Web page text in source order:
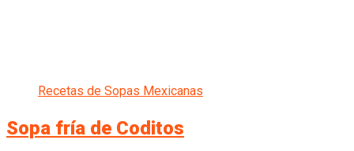
Recetas de Sopas Mexicanas
Sopa fría de Coditos